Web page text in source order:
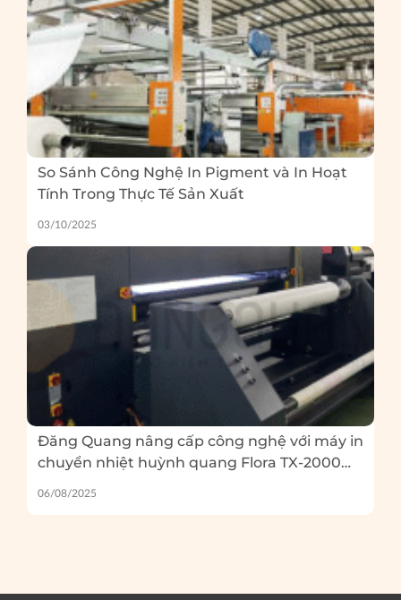
So Sánh Công Nghệ In Pigment và In Hoạt
Tính Trong Thực Tế Sản Xuất
03/10/2025
Đăng Quang nâng cấp công nghệ với máy in
chuyển nhiệt huỳnh quang Flora TX-2000
06/08/2025